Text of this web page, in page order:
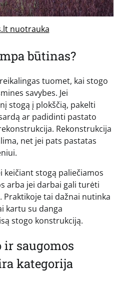
nuotrauka
būtinas?
tuomet, kai stogo
savybes. Jei
stogą į plokščią, pakelti
ar padidinti pastato
Rekonstrukcija
net jei pats pastatas
keičiant stogą paliečiamos
arba jei darbai gali turėti
tai dažnai nutinka
kartu su danga
stogo konstrukciją.
saugomos
kategorija